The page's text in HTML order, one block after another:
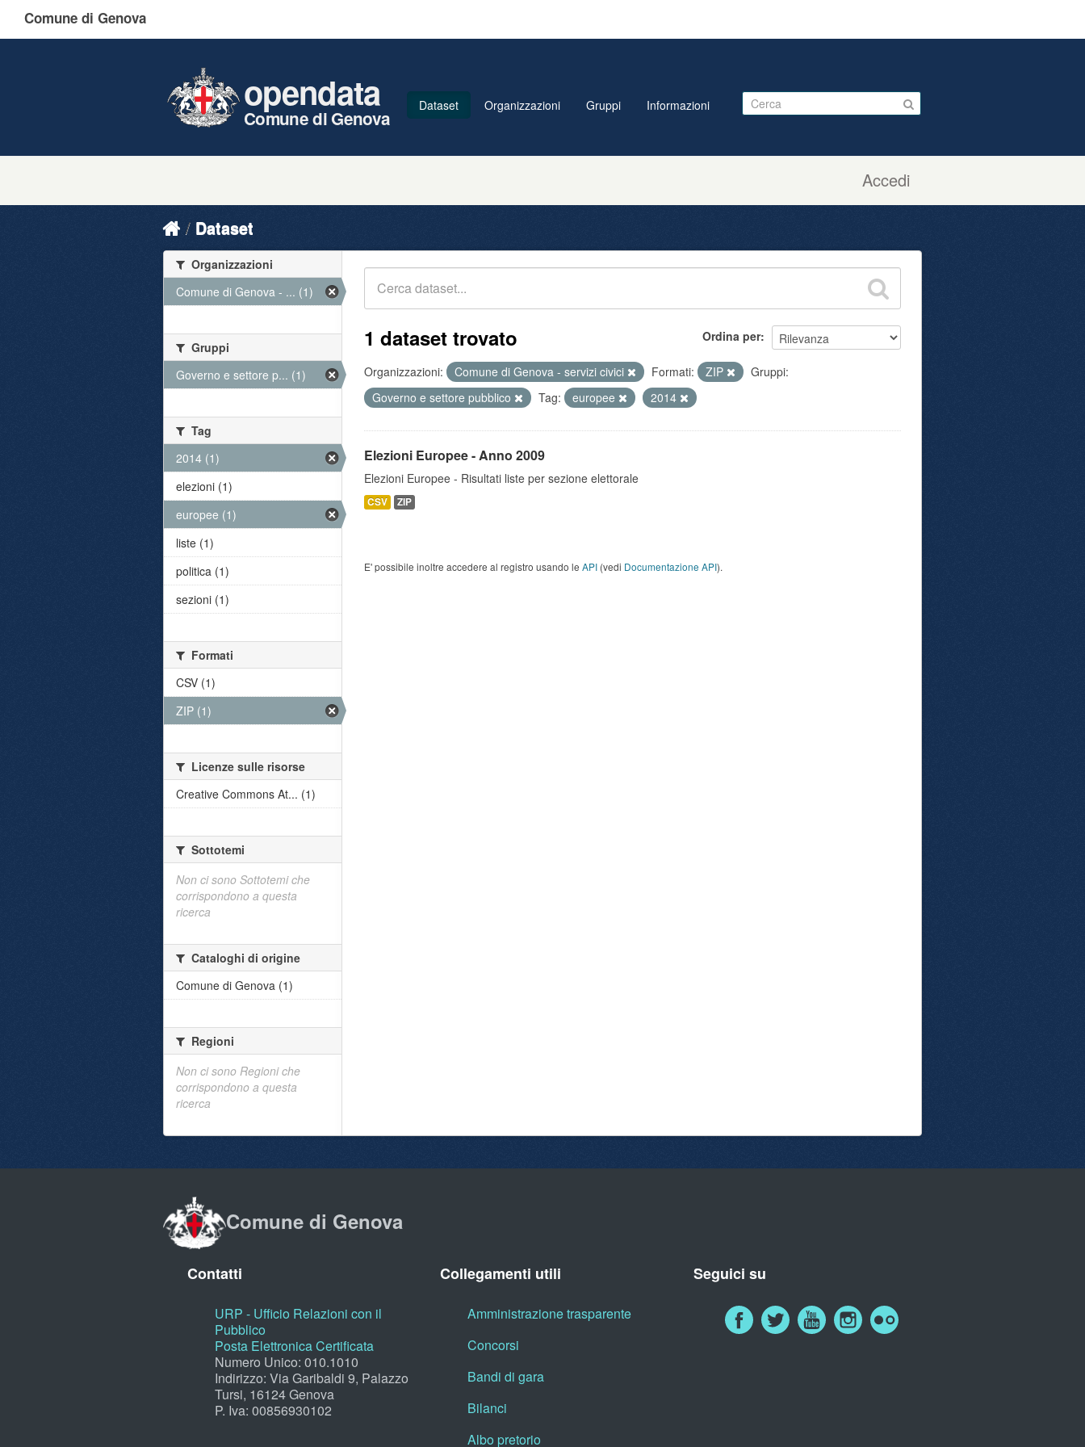
Comune di Genova
Accedi
opendata
Comune di Genova
Dataset Organizzazioni Gruppi Informazioni
Dataset
Ordina per
1 dataset trovato
Organizzazioni: Comune di Genova - servizi civici Formati: ZIP
Gruppi:
Governo e settore pubblico
Tag: europee 2014
Elezioni Europee - Anno 2009
Elezioni Europee - Risultati liste per sezione elettorale
CSV ZIP
E' possibile inoltre accedere al registro usando le API (vedi Documentazione API).
Organizzazioni
Comune di Genova - ... (1)
Gruppi
Governo e settore p... (1)
Tag
2014 (1)
elezioni (1)
europee (1)
liste (1)
politica (1)
sezioni (1)
Formati
CSV (1)
ZIP (1)
Licenze sulle risorse
Creative Commons At... (1)
Sottotemi
Non ci sono Sottotemi che
corrispondono a questa
ricerca
Cataloghi di origine
Comune di Genova (1)
Regioni
Non ci sono Regioni che
corrispondono a questa
ricerca
Comune di Genova
Contatti
URP - Ufficio Relazioni con il
Pubblico
Posta Elettronica Certificata
Numero Unico: 010.1010
Indirizzo: Via Garibaldi 9, Palazzo
Tursi, 16124 Genova
P. Iva: 00856930102
Collegamenti utili
Amministrazione trasparente
Concorsi
Bandi di gara
Bilanci
Albo pretorio
Seguici su